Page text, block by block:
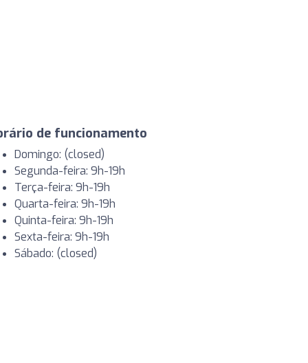
de funcionamento
Domingo: (closed)
Segunda-feira: 9h-19h
Terça-feira: 9h-19h
Quarta-feira: 9h-19h
Quinta-feira: 9h-19h
Sexta-feira: 9h-19h
Sábado: (closed)